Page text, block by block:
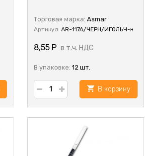
Торговая марка: Asmar
Артикул: AR-117A/ЧЕРН/ИГОЛЬЧ-н
8,55 Р в т.ч. НДС
В упаковке: 12 шт.
В корзину